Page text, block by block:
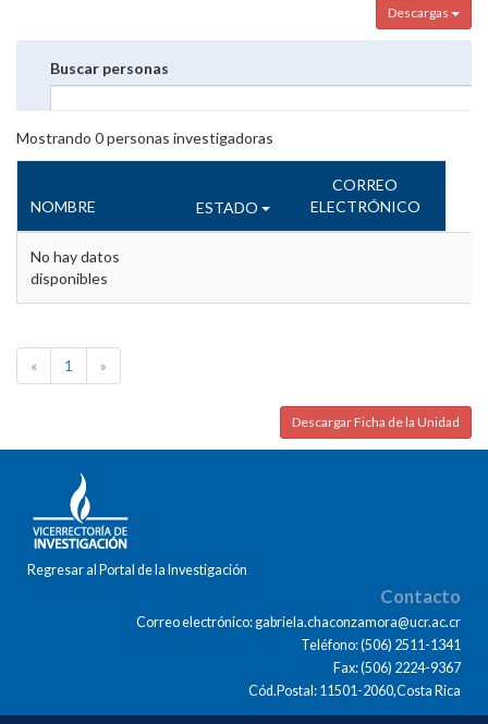
Descargas
Buscar personas
Mostrando 0personas investigadoras
NOMBRE ESTADO
CORREO
ELECTRÓNICO
No hay datos
disponibles
« 1 »
Descargar Ficha de la Unidad
Regresar al Portal de la Investigación
Contacto
Correo electrónico: gabriela.chaconzamora@ucr.ac.cr
Teléfono: (506) 2511-1341
Fax: (506) 2224-9367
Cód.Postal: 11501-2060,Costa Rica